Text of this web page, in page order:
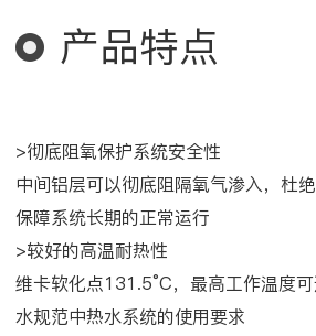
产品特点
>彻底阻氧保护系统安全性
中间铝层可以彻底阻隔氧气渗入，杜
保障系统长期的正常运行
>较好的高温耐热性
维卡软化点131.5°C，最高工作温度
水规范中热水系统的使用要求